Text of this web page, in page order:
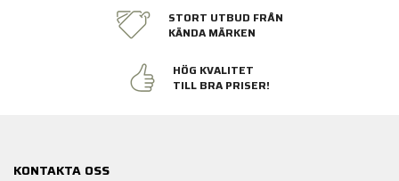
STORT UTBUD FRÅN
KÄNDA MÄRKEN
HÖG KVALITET
TILL BRA PRISER!
KONTAKTA OSS